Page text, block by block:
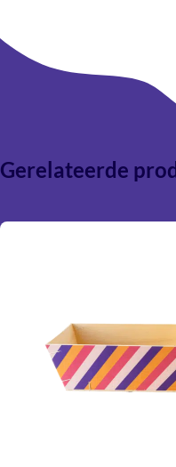
zeer geschikt voor
medewerkerspakketten en
Gerelateerde